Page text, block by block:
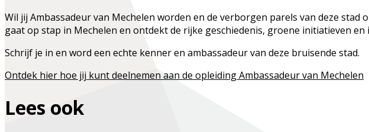
Wil jij Ambassadeur van Mechelen worden en de verborgen parels van deze
gaat op stap in Mechelen en ontdekt de rijke geschiedenis, groene initiatieven
Schrijf je in en word een echte kenner en ambassadeur van deze bruisende stad.
Ontdek hier hoe jij kunt deelnemen aan de opleiding Ambassadeur van Mechelen
Lees ook